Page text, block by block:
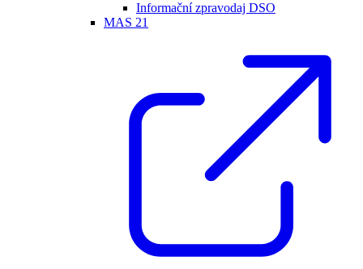
Informační zpravodaj DSO
MAS 21